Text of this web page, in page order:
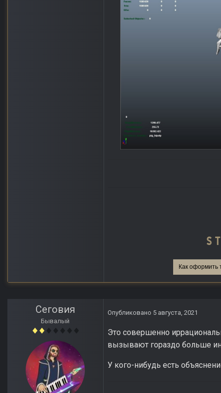
Как оформить
Сеговия
Бывалый
Опубликовано 5 августа, 2021
Это совершенно
вызывают гораздо больше
У кого-нибудь есть